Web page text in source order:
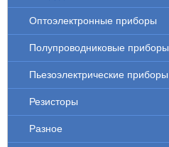
Оптоэлектронные приборы
Полупроводниковые приборы
Пьезоэлектрические приборы
Резисторы
Разное